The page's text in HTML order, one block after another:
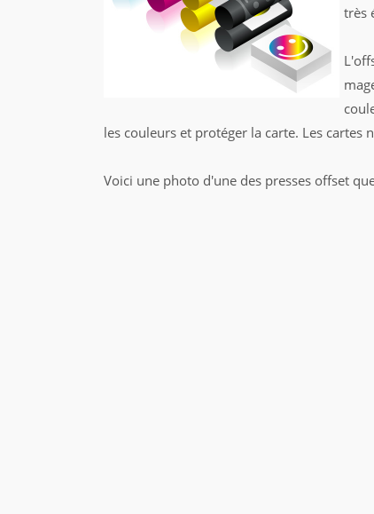
très
les couleurs et protéger la carte. Les
Voici une photo d'une des presses offset